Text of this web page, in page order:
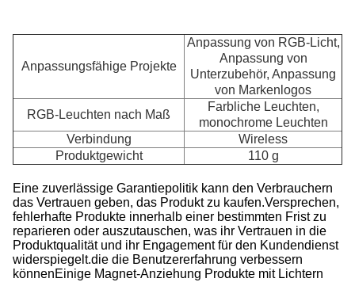
Anpassungsfähige Projekte
Anpassung von RGB-Licht,
Anpassung von
Unterzubehör, Anpassung
von Markenlogos
RGB-Leuchten nach Maß
Farbliche Leuchten,
monochrome Leuchten
Verbindung
Wireless
Produktgewicht
110 g
Eine zuverlässige Garantiepolitik kann den Verbrauchern
das Vertrauen geben, das Produkt zu kaufen.Versprechen,
fehlerhafte Produkte innerhalb einer bestimmten Frist zu
reparieren oder auszutauschen, was ihr Vertrauen in die
Produktqualität und ihr Engagement für den Kundendienst
widerspiegelt.die die Benutzererfahrung verbessern
könnenEinige Magnet-Anziehung Produkte mit Lichtern